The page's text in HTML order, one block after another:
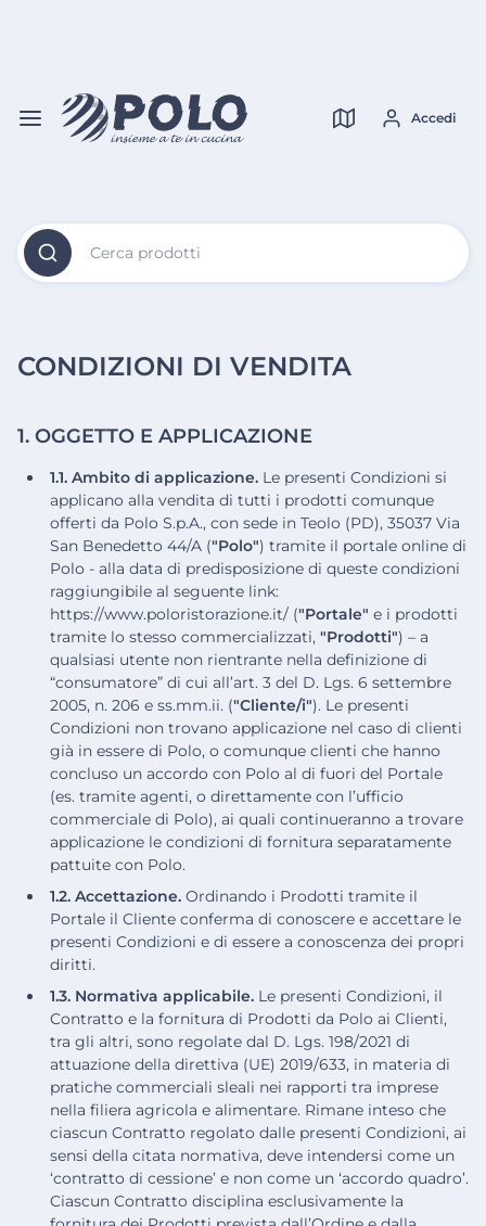
Cerca prodotti
Accedi
CONDIZIONI DI VENDITA
1. OGGETTO E APPLICAZIONE
1.1. Ambito di applicazione. Le presenti Condizioni si
applicano alla vendita di tutti i prodotti comunque
offerti da Polo S.p.A., con sede in Teolo (PD), 35037 Via
San Benedetto 44/A ("Polo") tramite il portale online di
Polo - alla data di predisposizione di queste condizioni
raggiungibile al seguente link:
https://www.poloristorazione.it/ ("Portale" e i prodotti
tramite lo stesso commercializzati, "Prodotti") – a
qualsiasi utente non rientrante nella definizione di
“consumatore” di cui all’art. 3 del D. Lgs. 6 settembre
2005, n. 206 e ss.mm.ii. ("Cliente/i"). Le presenti
Condizioni non trovano applicazione nel caso di clienti
già in essere di Polo, o comunque clienti che hanno
concluso un accordo con Polo al di fuori del Portale
(es. tramite agenti, o direttamente con l’ufficio
commerciale di Polo), ai quali continueranno a trovare
applicazione le condizioni di fornitura separatamente
pattuite con Polo.
1.2. Accettazione. Ordinando i Prodotti tramite il
Portale il Cliente conferma di conoscere e accettare le
presenti Condizioni e di essere a conoscenza dei propri
diritti.
1.3. Normativa applicabile. Le presenti Condizioni, il
Contratto e la fornitura di Prodotti da Polo ai Clienti,
tra gli altri, sono regolate dal D. Lgs. 198/2021 di
attuazione della direttiva (UE) 2019/633, in materia di
pratiche commerciali sleali nei rapporti tra imprese
nella filiera agricola e alimentare. Rimane inteso che
ciascun Contratto regolato dalle presenti Condizioni, ai
sensi della citata normativa, deve intendersi come un
‘contratto di cessione’ e non come un ‘accordo quadro’.
Ciascun Contratto disciplina esclusivamente la